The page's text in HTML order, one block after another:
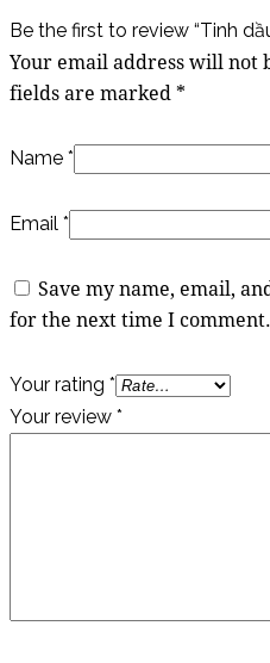
Be the first to review “Tinh
Your email address will not
fields are marked *
Name *
Email *
Save my name, email,
for the next time I comment.
Your rating *
Your review *